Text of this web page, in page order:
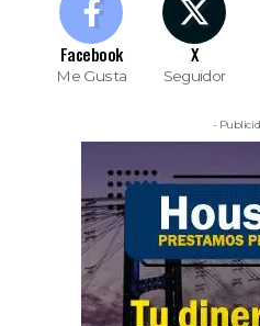
Facebook
Me Gusta
X
Seguidor
-